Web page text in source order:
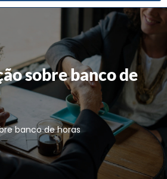
sobre banco de
banco de horas